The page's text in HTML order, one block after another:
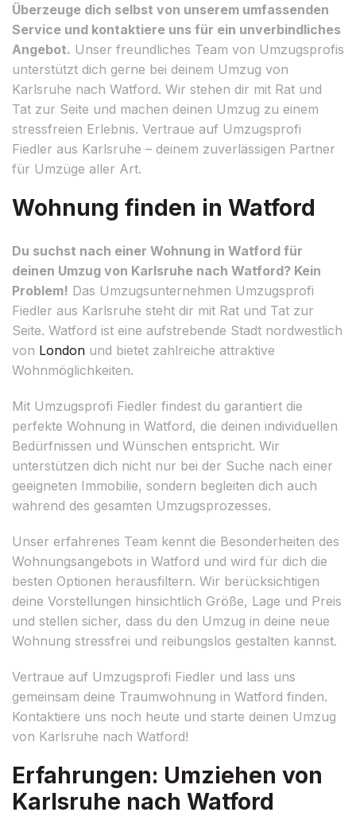
Überzeuge dich selbst von unserem umfassenden
Service und kontaktiere uns für ein unverbindliches
Angebot. Unser freundliches Team von Umzugsprofis
unterstützt dich gerne bei deinem Umzug von
Karlsruhe nach Watford. Wir stehen dir mit Rat und
Tat zur Seite und machen deinen Umzug zu einem
stressfreien Erlebnis. Vertraue auf Umzugsprofi
Fiedler aus Karlsruhe – deinem zuverlässigen Partner
für Umzüge aller Art.
Wohnung finden in Watford
Du suchst nach einer Wohnung in Watford für
deinen Umzug von Karlsruhe nach Watford? Kein
Problem! Das Umzugsunternehmen Umzugsprofi
Fiedler aus Karlsruhe steht dir mit Rat und Tat zur
Seite. Watford ist eine aufstrebende Stadt nordwestlich
von London und bietet zahlreiche attraktive
Wohnmöglichkeiten.
Mit Umzugsprofi Fiedler findest du garantiert die
perfekte Wohnung in Watford, die deinen individuellen
Bedürfnissen und Wünschen entspricht. Wir
unterstützen dich nicht nur bei der Suche nach einer
geeigneten Immobilie, sondern begleiten dich auch
während des gesamten Umzugsprozesses.
Unser erfahrenes Team kennt die Besonderheiten des
Wohnungsangebots in Watford und wird für dich die
besten Optionen herausfiltern. Wir berücksichtigen
deine Vorstellungen hinsichtlich Größe, Lage und Preis
und stellen sicher, dass du den Umzug in deine neue
Wohnung stressfrei und reibungslos gestalten kannst.
Vertraue auf Umzugsprofi Fiedler und lass uns
gemeinsam deine Traumwohnung in Watford finden.
Kontaktiere uns noch heute und starte deinen Umzug
von Karlsruhe nach Watford!
Erfahrungen: Umziehen von
Karlsruhe nach Watford